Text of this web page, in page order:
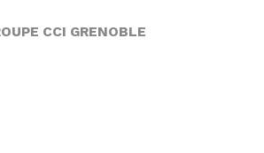
CCI GRENOBLE